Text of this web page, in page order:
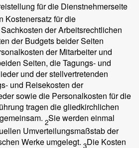
für die Dienstnehmerseite
Kostenersatz für die
der Arbeitsrechtlichen
der Budgets beider Seiten
der Mitarbeiter und
Seiten, die Tagungs- und
und der stellvertretenden
und Reisekosten der
sowie die Personalkosten für die
tragen die gliedkirchlichen
2Sie werden einmal
Umverteilungsmaßstab der
Werke umgelegt. 3Die Kosten